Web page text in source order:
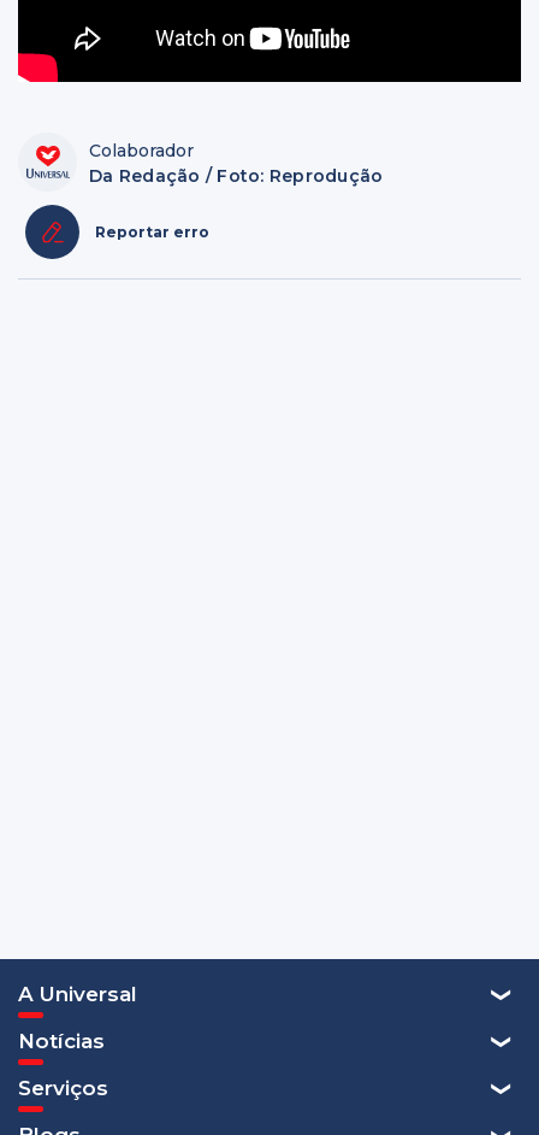
Colaborador
Da Redação / Foto: Reprodução
Reportar erro
A Universal
Notícias
Serviços